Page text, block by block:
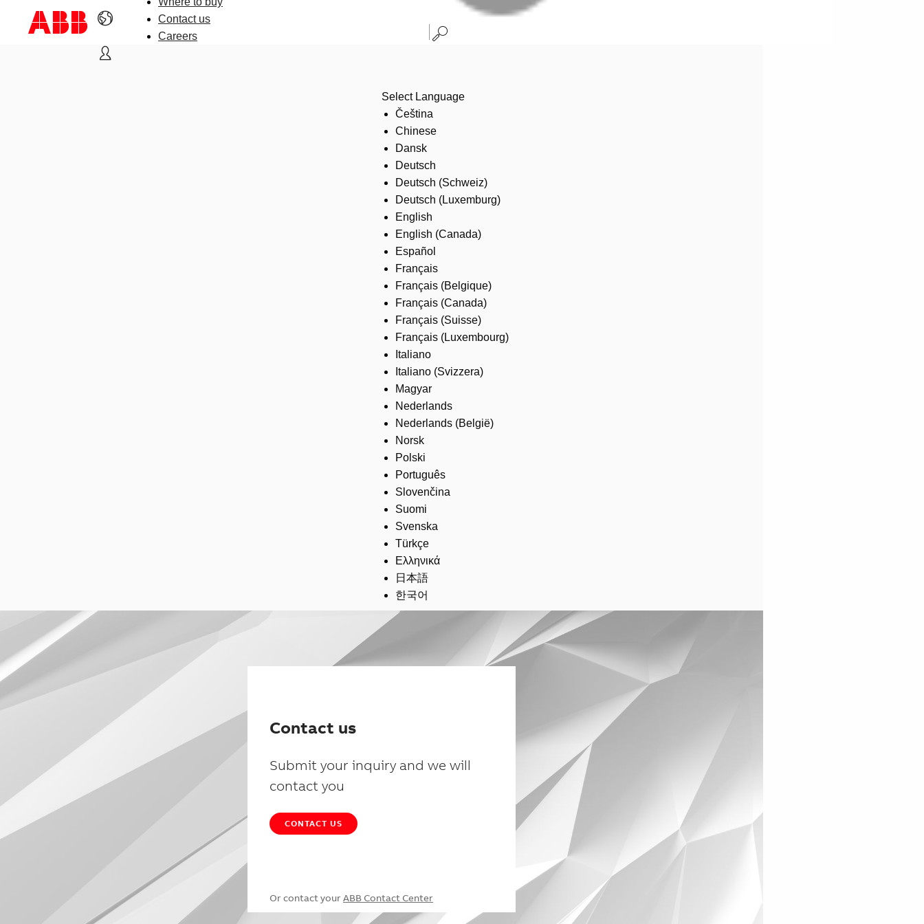
Contact us
Careers
Select Language
Čeština
Chinese
Dansk
Deutsch
Deutsch (Schweiz)
Deutsch (Luxemburg)
English
English (Canada)
Español
Français
Français (Belgique)
Français (Canada)
Français (Suisse)
Français (Luxembourg)
Italiano
Italiano (Svizzera)
Magyar
Nederlands
Nederlands (België)
Norsk
Polski
Português
Slovenčina
Suomi
Svenska
Türkçe
Ελληνικά
日本語
한국어
Contact us
Submit your inquiry and we will
contact you
CONTACT US
Or contact your ABB Contact Center